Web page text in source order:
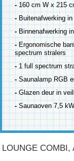
-160 cm W x 215
- Buitenafwerking
-Binnenafwerking
-Ergonomische
spectrum stralers
- 1 full spectrum
-Saunalamp RGB
-Glazen deur in
-Saunaoven 7,5
LOUNGE COMBI,